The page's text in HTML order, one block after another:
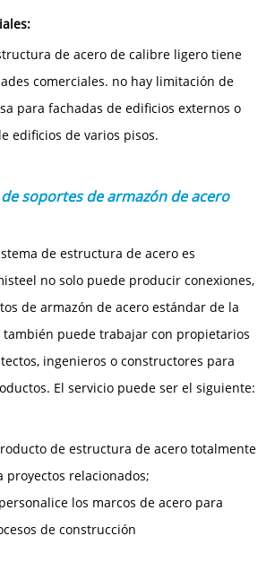
de acero de calibre ligero tiene
comerciales. no hay limitación de
para fachadas de edificios externos o
edificios de varios pisos.
soportes de armazón de acero
de estructura de acero es
no solo puede producir conexiones,
de armazón de acero estándar de la
puede trabajar con propietarios
ingenieros o constructores para
El servicio puede ser el siguiente:
de estructura de acero totalmente
proyectos relacionados;
los marcos de acero para
de construcción